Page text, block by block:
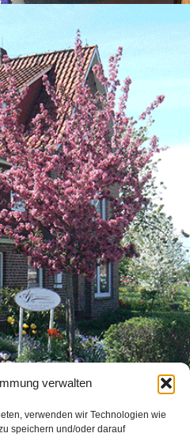
verwalten
verwenden wir Technologien wie
speichern und/oder darauf